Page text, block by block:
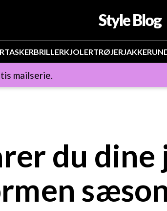
Style Blog
TASKERBRILLERKJOLERTRØJERJAKKER
mailserie.
du